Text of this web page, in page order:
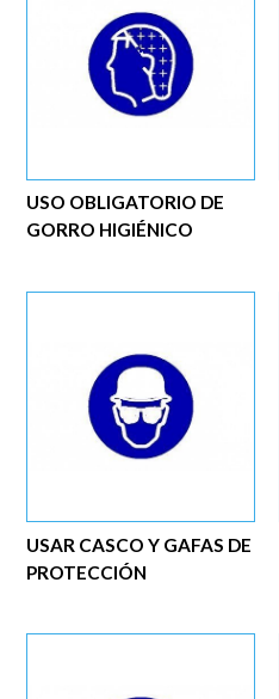
USO OBLIGATORIO DE
GORRO HIGIÉNICO
USAR CASCO Y GAFAS DE
PROTECCIÓN